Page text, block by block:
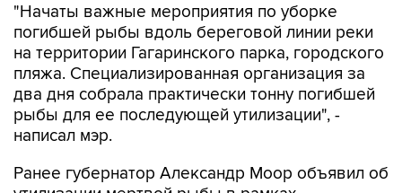
"Начаты важные мероприятия по уборке
погибшей рыбы вдоль береговой линии реки
на территории Гагаринского парка, городского
пляжа. Специализированная организация за
два дня собрала практически тонну погибшей
рыбы для ее последующей утилизации", -
написал мэр.
Ранее губернатор Александр Моор объявил об